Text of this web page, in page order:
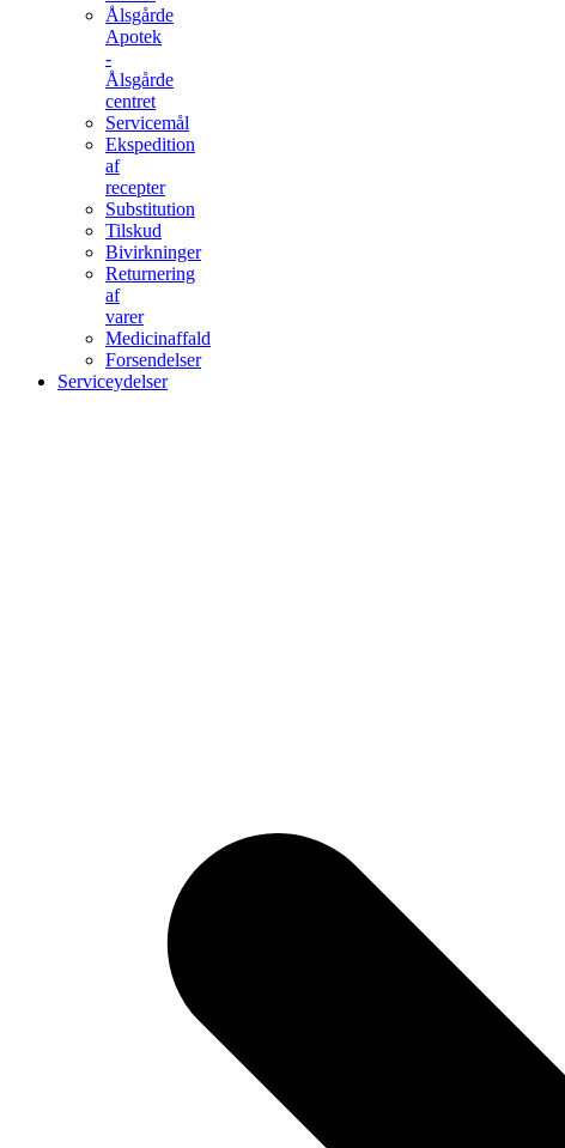
Ålsgårde
Apotek
-
Ålsgårde
centret
Servicemål
Ekspedition
af
recepter
Substitution
Tilskud
Bivirkninger
Returnering
af
varer
Medicinaffald
Forsendelser
Serviceydelser